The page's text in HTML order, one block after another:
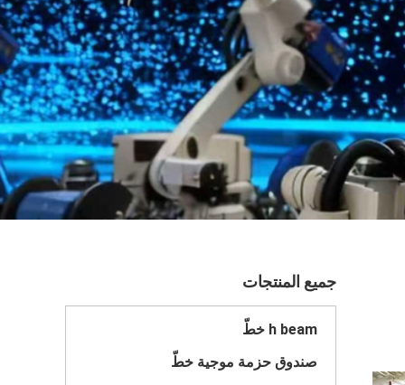
جميع المنتجات
h beam خطّ
صندوق حزمة موجية خطّ